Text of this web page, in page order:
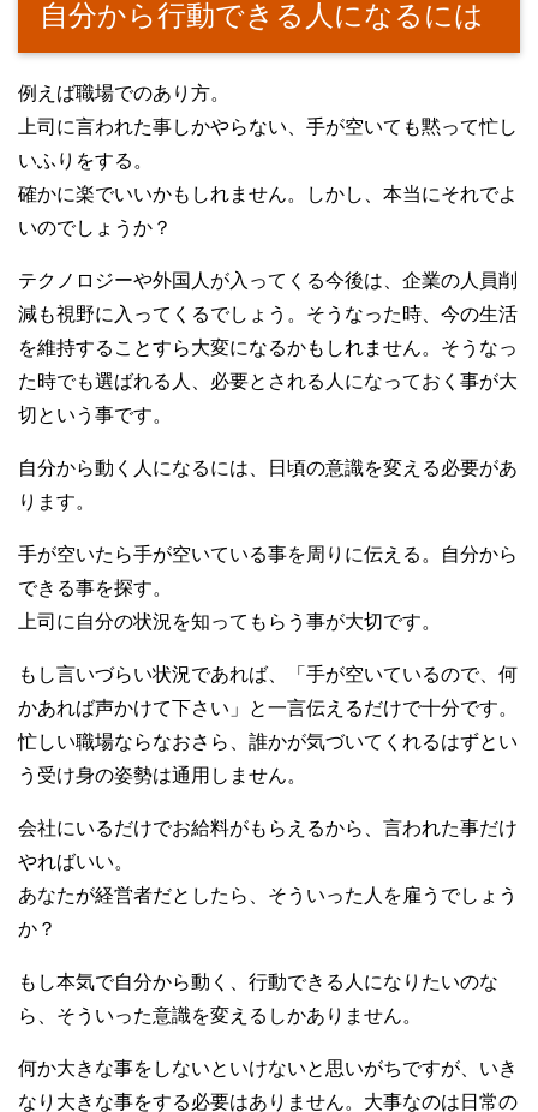
自分から行動できる人になるには
例えば職場でのあり方。
上司に言われた事しかやらない、手が空いても黙って忙し
いふりをする。
確かに楽でいいかもしれません。しかし、本当にそれでよ
いのでしょうか？
テクノロジーや外国人が入ってくる今後は、企業の人員削
減も視野に入ってくるでしょう。そうなった時、今の生活
を維持することすら大変になるかもしれません。そうなっ
た時でも選ばれる人、必要とされる人になっておく事が大
切という事です。
自分から動く人になるには、日頃の意識を変える必要があ
ります。
手が空いたら手が空いている事を周りに伝える。自分から
できる事を探す。
上司に自分の状況を知ってもらう事が大切です。
もし言いづらい状況であれば、「手が空いているので、何
かあれば声かけて下さい」と一言伝えるだけで十分です。
忙しい職場ならなおさら、誰かが気づいてくれるはずとい
う受け身の姿勢は通用しません。
会社にいるだけでお給料がもらえるから、言われた事だけ
やればいい。
あなたが経営者だとしたら、そういった人を雇うでしょう
か？
もし本気で自分から動く、行動できる人になりたいのな
ら、そういった意識を変えるしかありません。
何か大きな事をしないといけないと思いがちですが、いき
なり大きな事をする必要はありません。大事なのは日常の